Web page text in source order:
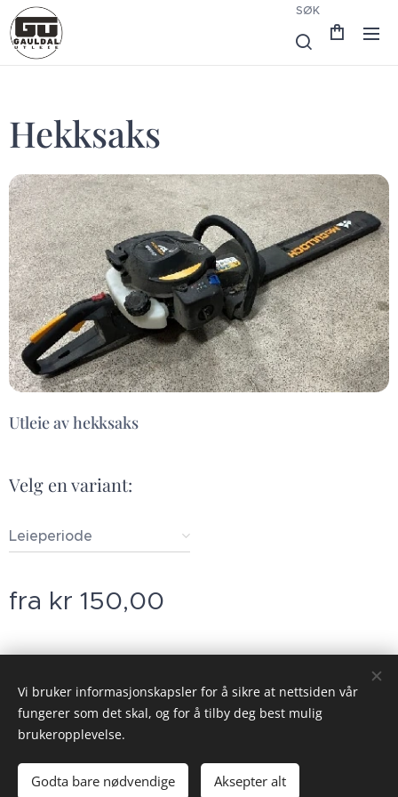
SØK
Hekksaks
Utleie av hekksaks
Velg en variant:
Leieperiode
fra kr 150,00
Legg til i handlekurven
© 2023 Alle rettigheter på dette nettstedet forbeholdt Gauldal Utleie
AS
Vilkår og betingelser
Informasjonskapsler
Vi bruker informasjonskapsler for å sikre at nettsiden vår
fungerer som det skal, og for å tilby deg best mulig
brukeropplevelse.
Godta bare nødvendige Aksepter alt